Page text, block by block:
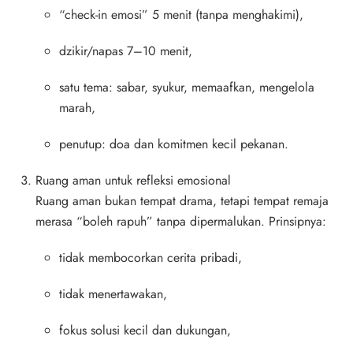
“check-in emosi” 5 menit (tanpa menghakimi),
dzikir/napas 7–10 menit,
satu tema: sabar, syukur, memaafkan, mengelola
marah,
penutup: doa dan komitmen kecil pekanan.
Ruang aman untuk refleksi emosional
Ruang aman bukan tempat drama, tetapi tempat remaja
merasa “boleh rapuh” tanpa dipermalukan. Prinsipnya:
tidak membocorkan cerita pribadi,
tidak menertawakan,
fokus solusi kecil dan dukungan,